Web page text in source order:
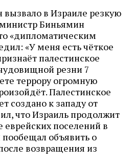
вызвало в Израиле резкую
Биньямин
«дипломатическим
«У меня есть чёткое
палестинское
резни 7
террору огромную
Палестинское
создано к западу от
что Израиль продолжит
еврейских поселений в
объявить о
возвращения из